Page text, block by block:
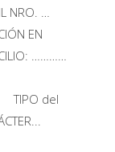
NRO. …
EN
…………